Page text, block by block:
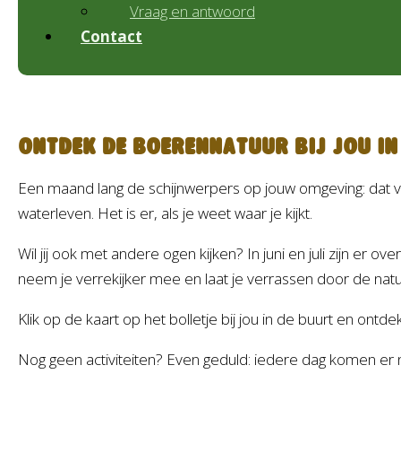
Vraag en antwoord
Contact
Ontdek de boerennatuur bij jou
Een maand lang de schijnwerpers op jouw omgeving:
waterleven. Het is er, als je weet waar je kijkt.
Wil jij ook met andere ogen kijken? In juni en juli zijn er
neem je verrekijker mee en laat je verrassen door de
Klik op de kaart op het bolletje bij jou in de buurt en
Nog geen activiteiten? Even geduld: iedere dag komen er